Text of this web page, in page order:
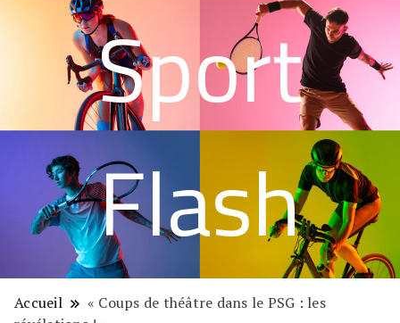
Sport
Flash
Accueil
« Coups de théâtre dans le PSG : les